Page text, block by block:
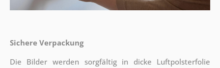
Sichere Verpackung
Die Bilder werden sorgfältig in dicke Luftpolsterfolie